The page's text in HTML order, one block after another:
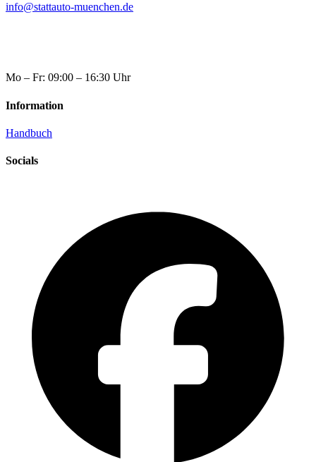
info@stattauto-muenchen.de
Mo – Fr: 09:00 – 16:30 Uhr
Information
Handbuch
Socials